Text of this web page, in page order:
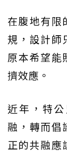
在腹地有限
規，設計師
原本希望能
擠效應。
近年，特
融，轉而倡
正的共融應